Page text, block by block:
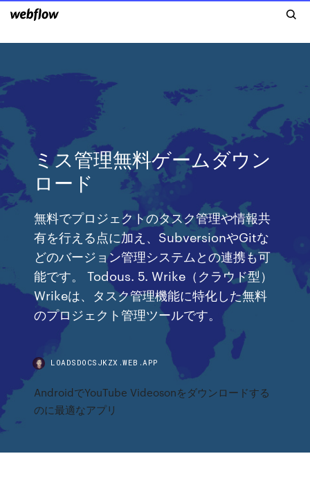
ミス管理無料ゲームダウン
ロード
無料でプロジェクトのタスク管理や情報共
有を行える点に加え、SubversionやGitな
どのバージョン管理システムとの連携も可
能です。 Todous. 5. Wrike（クラウド型）
Wrikeは、タスク管理機能に特化した無料
のプロジェクト管理ツールです。
LOADSDOCSJKZX.WEB.APP
AndroidでYouTube Videosonをダウンロードする
のに最適なアプリ